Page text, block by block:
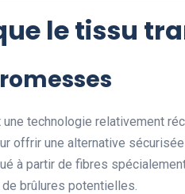
le tissu
technologie relativement
offrir une alternative
à partir de fibres
brûlures potentielles.